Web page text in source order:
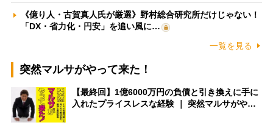
《億り人・古賀真人氏が厳選》野村総合研究所だけじゃない！
「DX・省力化・円安」を追い風に…
一覧を見る
突然マルサがやって来た！
【最終回】1億6000万円の負債と引き換えに手に
入れたプライスレスな経験 ｜ 突然マルサがや…